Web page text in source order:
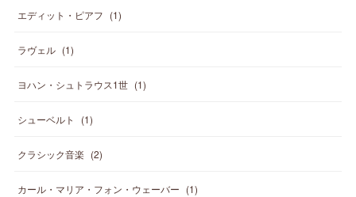
エディット・ピアフ (1)
ラヴェル (1)
ヨハン・シュトラウス1世 (1)
シューベルト (1)
クラシック音楽 (2)
カール・マリア・フォン・ウェーバー (1)